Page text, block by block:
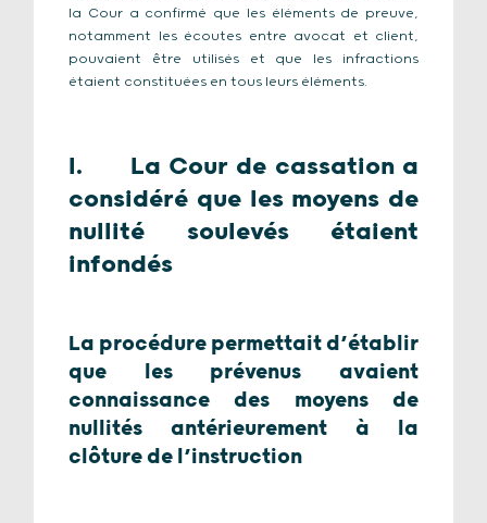
la Cour a confirmé que les éléments de preuve,
notamment les écoutes entre avocat et client,
pouvaient être utilisés et que les infractions
étaient constituées en tous leurs éléments.
I. La Cour de cassation a
considéré que les moyens de
nullité soulevés étaient
infondés
La procédure permettait d’établir
que les prévenus avaient
connaissance des moyens de
nullités antérieurement à la
clôture de l’instruction